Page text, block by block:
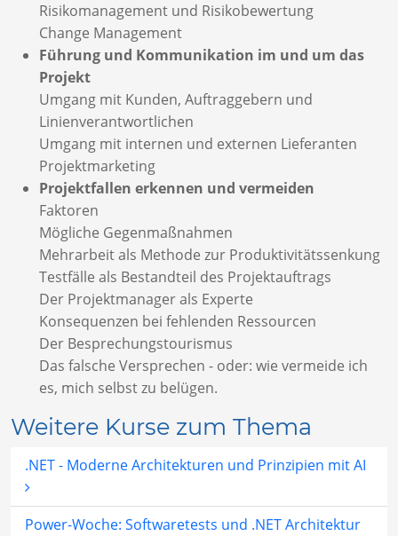
Risikomanagement und Risikobewertung
Change Management
Führung und Kommunikation im und um das
Projekt
Umgang mit Kunden, Auftraggebern und
Linienverantwortlichen
Umgang mit internen und externen Lieferanten
Projektmarketing
Projektfallen erkennen und vermeiden
Faktoren
Mögliche Gegenmaßnahmen
Mehrarbeit als Methode zur Produktivitätssenkung
Testfälle als Bestandteil des Projektauftrags
Der Projektmanager als Experte
Konsequenzen bei fehlenden Ressourcen
Der Besprechungstourismus
Das falsche Versprechen - oder: wie vermeide ich
es, mich selbst zu belügen.
Weitere Kurse zum Thema
.NET - Moderne Architekturen und Prinzipien mit AI
Power-Woche: Softwaretests und .NET Architektur